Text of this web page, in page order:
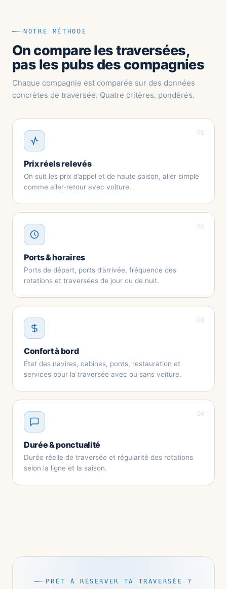
NOTRE MÉTHODE
On compare les traversées,
pas les pubs des compagnies
Chaque compagnie est comparée sur des données
concrètes de traversée. Quatre critères, pondérés.
01
Prix réels relevés
On suit les prix d’appel et de haute saison, aller simple
comme aller-retour avec voiture.
02
Ports & horaires
Ports de départ, ports d’arrivée, fréquence des
rotations et traversées de jour ou de nuit.
03
Confort à bord
État des navires, cabines, ponts, restauration et
services pour la traversée avec ou sans voiture.
04
Durée & ponctualité
Durée réelle de traversée et régularité des rotations
selon la ligne et la saison.
PRÊT À RÉSERVER TA TRAVERSÉE ?